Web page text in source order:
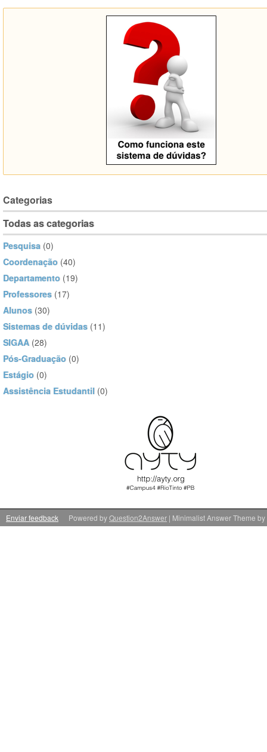
Categorias
Todas as categorias
Pesquisa (0)
Coordenação (40)
Departamento (19)
Professores (17)
Alunos (30)
Sistemas de dúvidas (11)
SIGAA (28)
Pós-Graduação (0)
Estágio (0)
Assistência Estudantil (0)
Enviar feedback | Minimalist Answer Theme by
Powered byQuestion2Answer